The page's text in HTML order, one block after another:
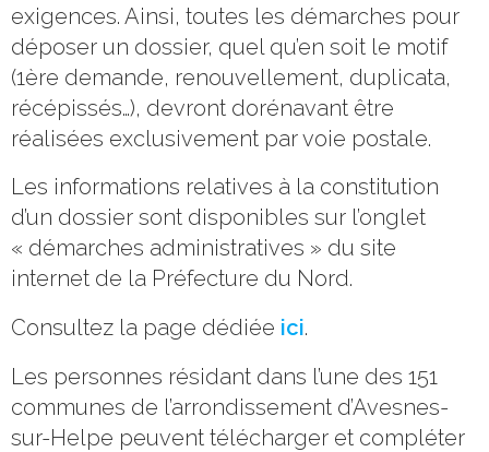
exigences. Ainsi, toutes les démarches pour
déposer un dossier, quel qu’en soit le motif
(1ère demande, renouvellement, duplicata,
récépissés…), devront dorénavant être
réalisées exclusivement par voie postale.
Les informations relatives à la constitution
d’un dossier sont disponibles sur l’onglet
« démarches administratives » du site
internet de la Préfecture du Nord.
Consultez la page dédiée ici.
Les personnes résidant dans l’une des 151
communes de l’arrondissement d’Avesnes-
sur-Helpe peuvent télécharger et compléter